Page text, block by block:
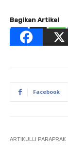
Bagikan Artikel
Facebook
ARTIKULLI PARAPRAK